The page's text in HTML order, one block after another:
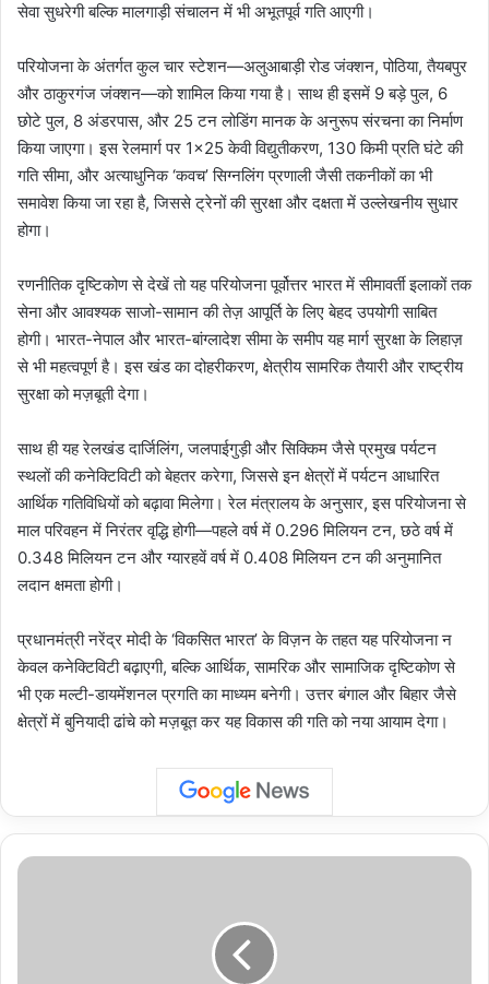
सेवा सुधरेगी बल्कि मालगाड़ी संचालन में भी अभूतपूर्व गति आएगी।
परियोजना के अंतर्गत कुल चार स्टेशन—अलुआबाड़ी रोड जंक्शन, पोठिया, तैयबपुर
और ठाकुरगंज जंक्शन—को शामिल किया गया है। साथ ही इसमें 9 बड़े पुल, 6
छोटे पुल, 8 अंडरपास, और 25 टन लोडिंग मानक के अनुरूप संरचना का निर्माण
किया जाएगा। इस रेलमार्ग पर 1×25 केवी विद्युतीकरण, 130 किमी प्रति घंटे की
गति सीमा, और अत्याधुनिक ‘कवच’ सिग्नलिंग प्रणाली जैसी तकनीकों का भी
समावेश किया जा रहा है, जिससे ट्रेनों की सुरक्षा और दक्षता में उल्लेखनीय सुधार
होगा।
रणनीतिक दृष्टिकोण से देखें तो यह परियोजना पूर्वोत्तर भारत में सीमावर्ती इलाकों तक
सेना और आवश्यक साजो-सामान की तेज़ आपूर्ति के लिए बेहद उपयोगी साबित
होगी। भारत-नेपाल और भारत-बांग्लादेश सीमा के समीप यह मार्ग सुरक्षा के लिहाज़
से भी महत्वपूर्ण है। इस खंड का दोहरीकरण, क्षेत्रीय सामरिक तैयारी और राष्ट्रीय
सुरक्षा को मज़बूती देगा।
साथ ही यह रेलखंड दार्जिलिंग, जलपाईगुड़ी और सिक्किम जैसे प्रमुख पर्यटन
स्थलों की कनेक्टिविटी को बेहतर करेगा, जिससे इन क्षेत्रों में पर्यटन आधारित
आर्थिक गतिविधियों को बढ़ावा मिलेगा। रेल मंत्रालय के अनुसार, इस परियोजना से
माल परिवहन में निरंतर वृद्धि होगी—पहले वर्ष में 0.296 मिलियन टन, छठे वर्ष में
0.348 मिलियन टन और ग्यारहवें वर्ष में 0.408 मिलियन टन की अनुमानित
लदान क्षमता होगी।
प्रधानमंत्री नरेंद्र मोदी के ‘विकसित भारत’ के विज़न के तहत यह परियोजना न
केवल कनेक्टिविटी बढ़ाएगी, बल्कि आर्थिक, सामरिक और सामाजिक दृष्टिकोण से
भी एक मल्टी-डायमेंशनल प्रगति का माध्यम बनेगी। उत्तर बंगाल और बिहार जैसे
क्षेत्रों में बुनियादी ढांचे को मज़बूत कर यह विकास की गति को नया आयाम देगा।
उत्तर